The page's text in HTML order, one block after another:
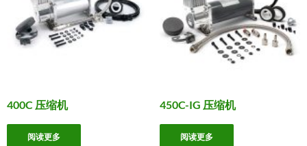
400C 压缩机
阅读更多
450C-IG 压缩机
阅读更多